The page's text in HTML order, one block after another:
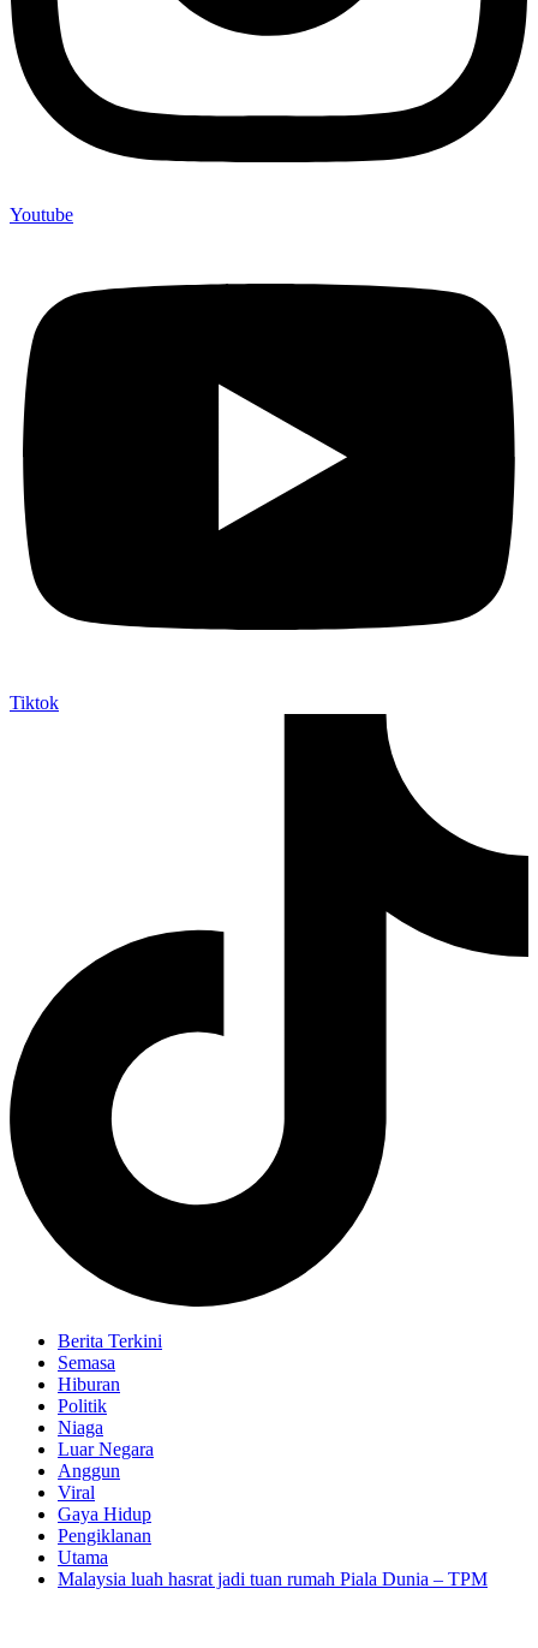
Youtube
Tiktok
Berita Terkini
Semasa
Hiburan
Politik
Niaga
Luar Negara
Anggun
Viral
Gaya Hidup
Pengiklanan
Utama
Malaysia luah hasrat jadi tuan rumah Piala Dunia – TPM